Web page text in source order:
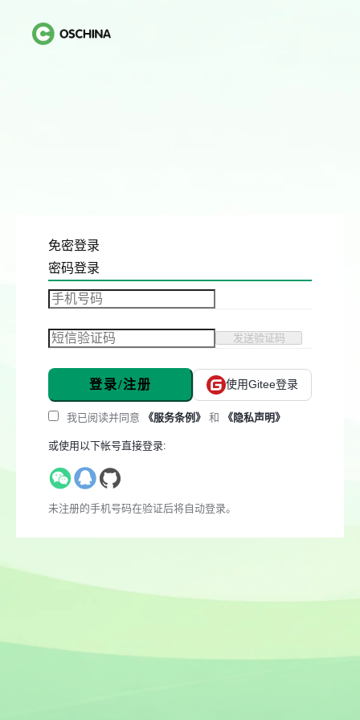
免密登录
密码登录
发送验证码
登录/注册 使用Gitee登录
我已阅读并同意 《服务条例》 和 《隐私声明》
或使用以下帐号直接登录:
未注册的手机号码在验证后将自动登录。